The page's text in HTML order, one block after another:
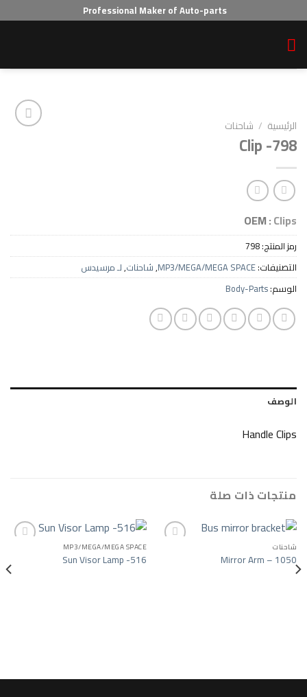
Professional Maker of Auto-parts
شاحنات
MP3/MEGA/MEGA
,شاحنات,لـ مرسيدس
Body-
صلة
Mirror
to wishlist
MP3/MEGA/MEGA SPACE
Sun Visor Lamp -516